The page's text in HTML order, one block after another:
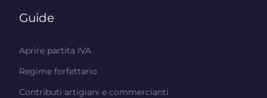
Guide
Aprire partita IVA
Regime forfettario
Contributi artigiani e commercianti